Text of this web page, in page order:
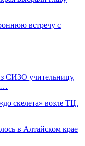
встречу с
СИЗО учительницу,
скелета» возле ТЦ.
в Алтайском крае